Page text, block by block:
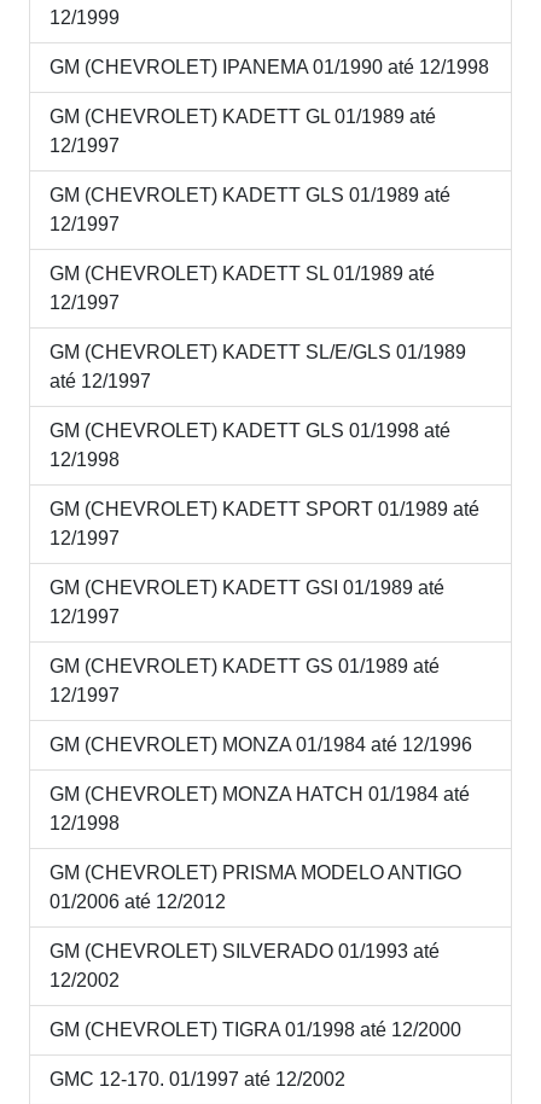
12/1999
GM (CHEVROLET) IPANEMA 01/1990 até 12/1998
GM (CHEVROLET) KADETT GL 01/1989 até
12/1997
GM (CHEVROLET) KADETT GLS 01/1989 até
12/1997
GM (CHEVROLET) KADETT SL 01/1989 até
12/1997
GM (CHEVROLET) KADETT SL/E/GLS 01/1989
até 12/1997
GM (CHEVROLET) KADETT GLS 01/1998 até
12/1998
GM (CHEVROLET) KADETT SPORT 01/1989 até
12/1997
GM (CHEVROLET) KADETT GSI 01/1989 até
12/1997
GM (CHEVROLET) KADETT GS 01/1989 até
12/1997
GM (CHEVROLET) MONZA 01/1984 até 12/1996
GM (CHEVROLET) MONZA HATCH 01/1984 até
12/1998
GM (CHEVROLET) PRISMA MODELO ANTIGO
01/2006 até 12/2012
GM (CHEVROLET) SILVERADO 01/1993 até
12/2002
GM (CHEVROLET) TIGRA 01/1998 até 12/2000
GMC 12-170. 01/1997 até 12/2002